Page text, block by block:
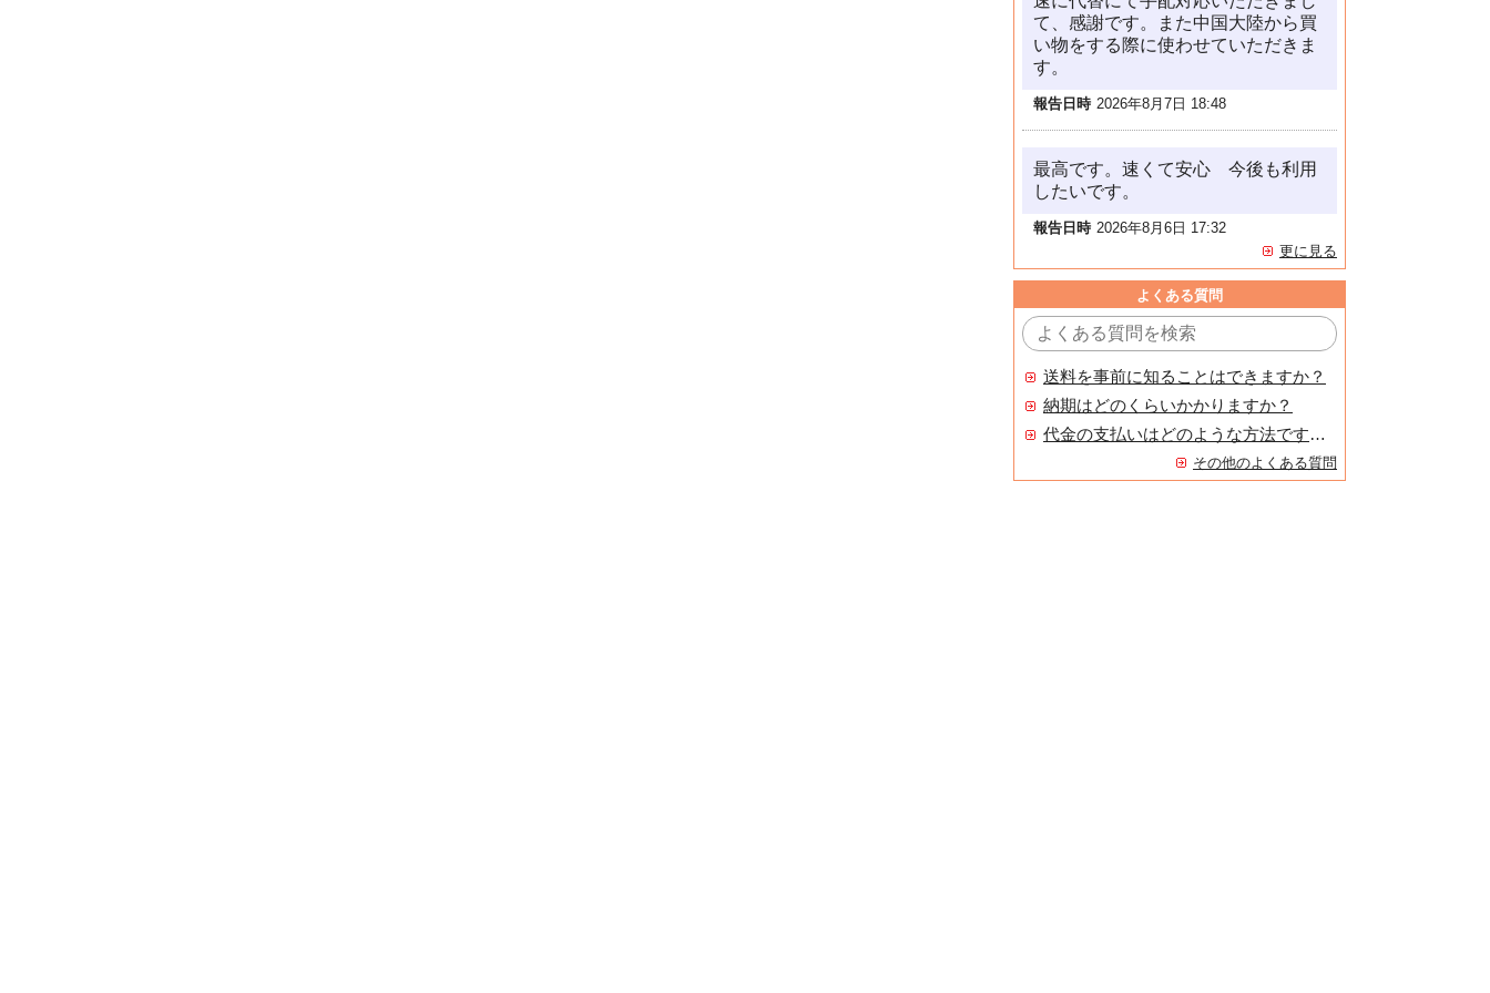
て、感謝です。また中国大陸から買
い物をする際に使わせていただきま
す。
報告日時 2026年8月7日 18:48
最高です。速くて安心 今後も利用
したいです。
報告日時 2026年8月6日 17:32
更に見る
よくある質問
送料を事前に知ることはできますか？
納期はどのくらいかかりますか？
代金の支払いはどのような方法ですか？
その他のよくある質問